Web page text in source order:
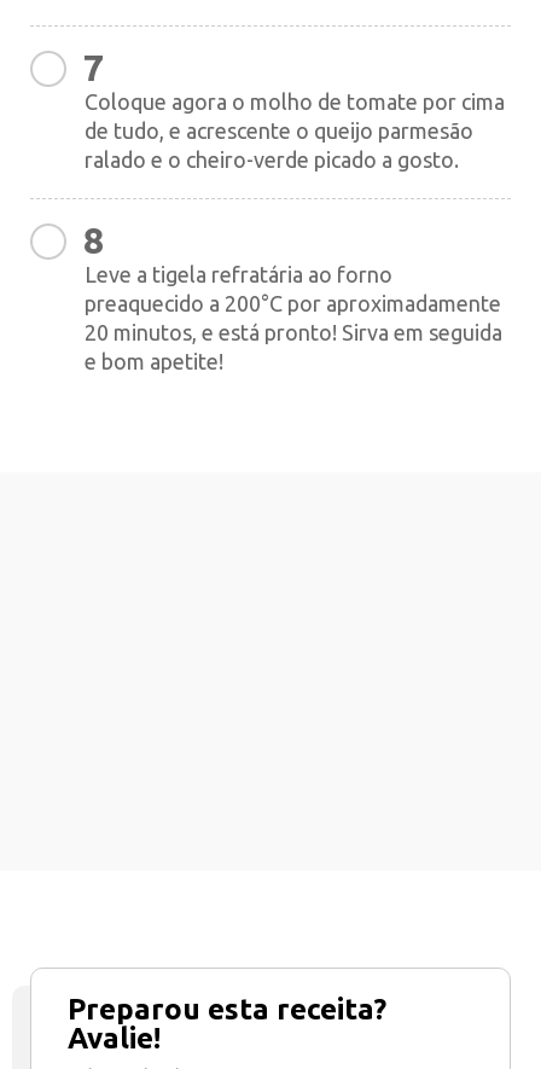
7
Coloque agora o molho de tomate por cima
de tudo, e acrescente o queijo parmesão
ralado e o cheiro-verde picado a gosto.
8
Leve a tigela refratária ao forno
preaquecido a 200°C por aproximadamente
20 minutos, e está pronto! Sirva em seguida
e bom apetite!
Preparou esta receita?
Avalie!